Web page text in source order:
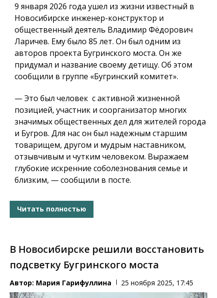
9 января 2026 года ушел из жизни известный в
Новосибирске инженер-конструктор и
общественный деятель Владимир Фёдорович
Ларичев. Ему было 85 лет. Он был одним из
авторов проекта Бугринского моста. Он же
придумал и название своему детищу. Об этом
сообщили в группе «Бугринский комитет».
— Это был человек с активной жизненной
позицией, участник и соорганизатор многих
значимых общественных дел для жителей города
и Бугров. Для нас он был надежным старшим
товарищем, другом и мудрым наставником,
отзывчивым и чутким человеком. Выражаем
глубокие искренние соболезнования семье и
близким, — сообщили в посте.
Читать полностью
В Новосибирске решили восстановить
подсветку Бугринского моста
Автор: Мария Гарифуллина 25 ноября 2025, 17:45